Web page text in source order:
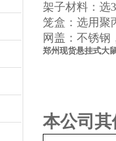
架子材料：选
笼盒：选用聚
网盖：不锈钢
郑州现货悬挂式大
本公司